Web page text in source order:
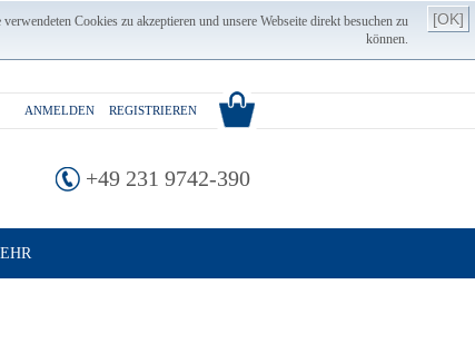
Cookies zu akzeptieren und unsere Webseite direkt besuchen zu
können.
[OK]
ANMELDEN REGISTRIEREN
+49 231 9742-390